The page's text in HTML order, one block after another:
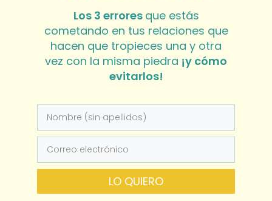
Los 3 errores que estás
cometando en tus relaciones que
hacen que tropieces una y otra
vez con la misma piedra ¡y cómo
evitarlos!
LO QUIERO